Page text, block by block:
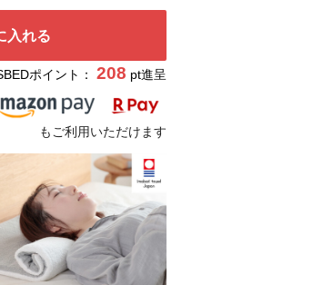
入れる
ポイント： 208 pt進呈
もご利用いただけます